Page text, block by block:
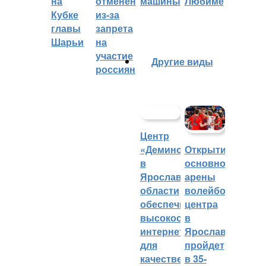
Кубке
главы
Шарьи
из-за
запрета
на
участие
россиян
Другие виды
Центр
«Демино»
в
Ярославской
области
обеспечивают
высокоскоростным
интернетом
для
качественных
Открытие
основной
арены
волейбольного
центра
в
Ярославле
пройдет
в 35-